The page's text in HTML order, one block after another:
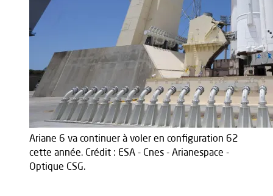
Ariane 6 va continuer à voler en configuration 62
cette année. Crédit : ESA - Cnes - Arianespace -
Optique CSG.